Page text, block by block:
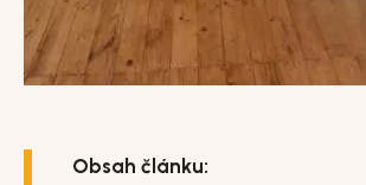
Obsah článku: